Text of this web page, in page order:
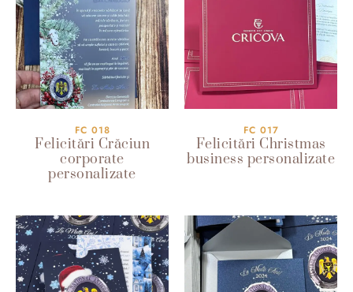
FC 018
Felicitări Crăciun
corporate
personalizate
FC 017
Felicitări Christmas
business personalizate